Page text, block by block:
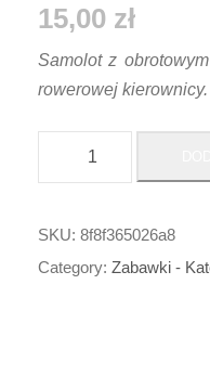
15,00 zł
Samolot z
rowerowej kierownicy.
ś
ć
SKU: 8f8f365026a8
Category: Zabawki -